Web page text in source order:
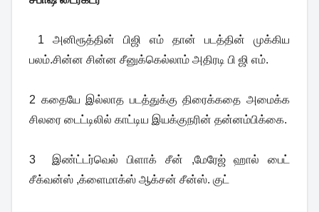
1 அனிரூத்தின் பிஜி எம் தான் படத்தின் முக்கிய
பலம்.சின்ன சின்ன சீனுக்கெல்லாம் அதிரடி பி ஜி எம்.
2 கதையே இல்லாத படத்துக்கு திரைக்கதை அமைக்க
சிலரை டைட்டிலில் காட்டிய இயக்குநரின் தன்னம்பிக்கை.
3 இண்ட்டர்வெல் பிளாக் சீன் ,மேரேஜ் ஹால் பைட்
சீக்வன்ஸ் ,க்ளைமாக்ஸ் ஆக்சன் சீன்ஸ். குட்